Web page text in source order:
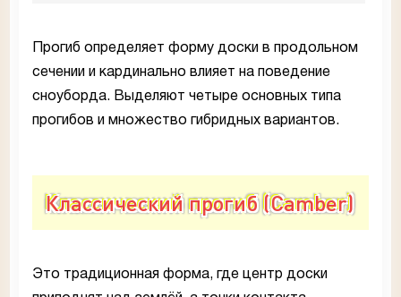
Прогиб определяет форму доски в продольном
сечении и кардинально влияет на поведение
сноуборда. Выделяют четыре основных типа
прогибов и множество гибридных вариантов.
Классический прогиб (Camber)
Это традиционная форма, где центр доски